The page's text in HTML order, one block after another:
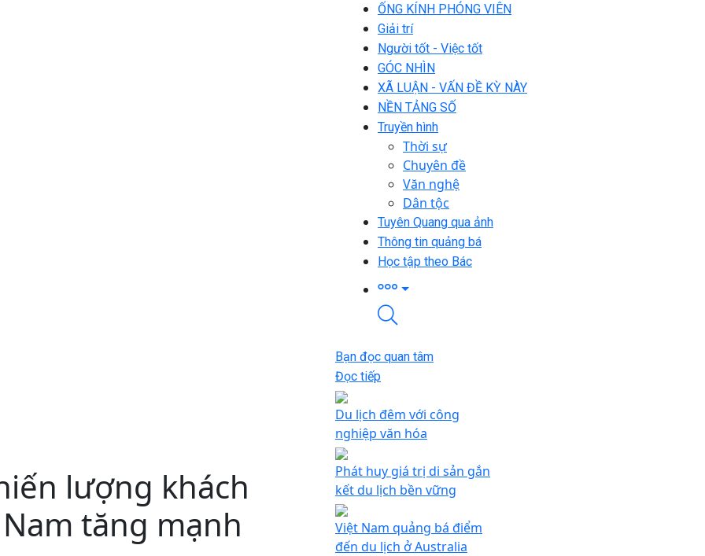
ỐNG KÍNH PHÓNG VIÊN
Giải trí
Người tốt - Việc tốt
GÓC NHÌN
XÃ LUẬN - VẤN ĐỀ KỲ NÀY
NỀN TẢNG SỐ
Truyền hình
Thời sự
Chuyên đề
Văn nghệ
Dân tộc
Tuyên Quang qua ảnh
Thông tin quảng bá
Học tập theo Bác
lượng khách
tăng mạnh
Bạn đọc quan tâm
Đọc tiếp
Du lịch đêm với công
nghiệp văn hóa
Phát huy giá trị di sản gắn
kết du lịch bền vững
Việt Nam quảng bá điểm
đến du lịch ở Australia